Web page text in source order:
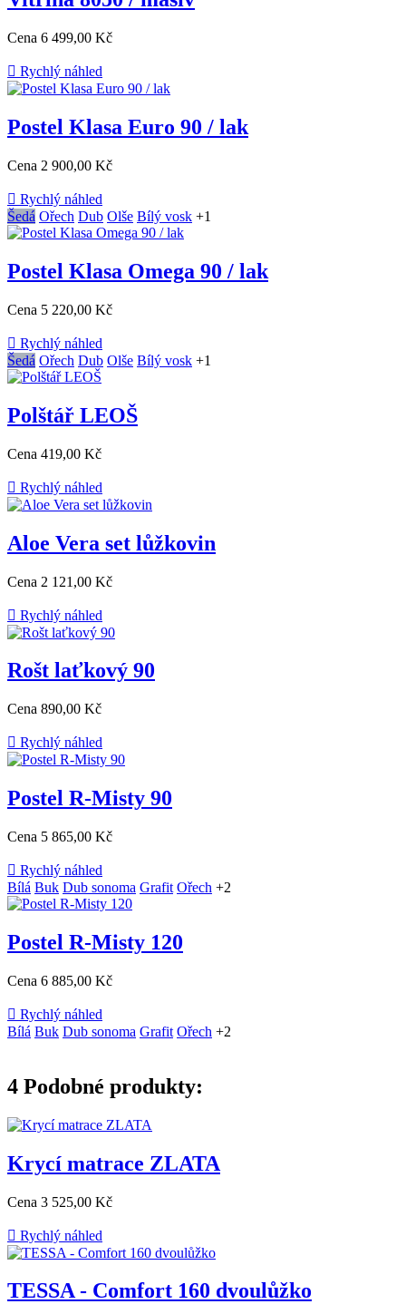
Cena 6 499,00 Kč
 Rychlý náhled
Postel Klasa Euro 90 / lak
Cena 2 900,00 Kč
 Rychlý náhled
Šedá Ořech Dub Olše Bílý vosk +1
Postel Klasa Omega 90 / lak
Cena 5 220,00 Kč
 Rychlý náhled
Šedá Ořech Dub Olše Bílý vosk +1
Polštář LEOŠ
Cena 419,00 Kč
 Rychlý náhled
Aloe Vera set lůžkovin
Cena 2 121,00 Kč
 Rychlý náhled
Rošt laťkový 90
Cena 890,00 Kč
 Rychlý náhled
Postel R-Misty 90
Cena 5 865,00 Kč
 Rychlý náhled
Bílá Buk Dub sonoma Grafit Ořech +2
Postel R-Misty 120
Cena 6 885,00 Kč
 Rychlý náhled
Bílá Buk Dub sonoma Grafit Ořech +2
4 Podobné produkty:
Krycí matrace ZLATA
Cena 3 525,00 Kč
 Rychlý náhled
TESSA - Comfort 160 dvoulůžko